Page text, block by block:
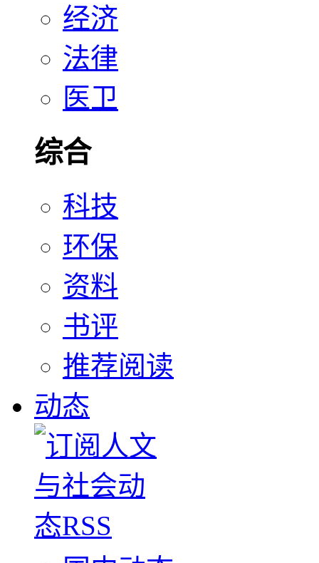
经济
法律
医卫
综合
科技
环保
资料
书评
推荐阅读
动态